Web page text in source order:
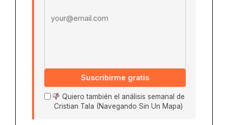
Suscribirme gratis
Quiero también el análisis semanal de
Cristian Tala (Navegando Sin Un Mapa)